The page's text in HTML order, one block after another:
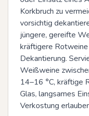
Korkbruch zu
vorsichtig
jüngere, gereifte
kräftigere
Dekantierung.
Weißweine
14–16 °C, kräftige
Glas, langsames
Verkostung